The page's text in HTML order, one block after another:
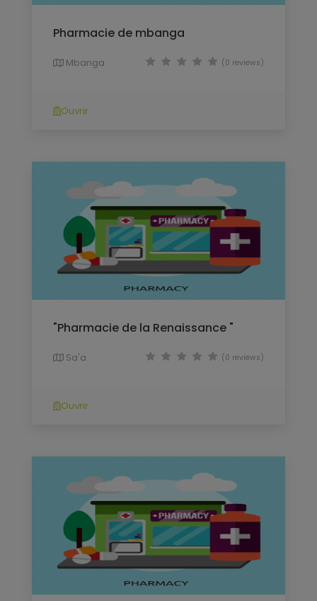
Pharmacie de mbanga
Mbanga (0 reviews)
Ouvrir
"Pharmacie de la Renaissance "
Sa'a (0 reviews)
Ouvrir